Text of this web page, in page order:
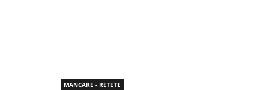
MANCARE - RETETE